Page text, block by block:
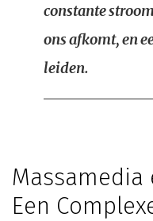
constante
ons afkomt, en
leiden.
Massamedia
Een